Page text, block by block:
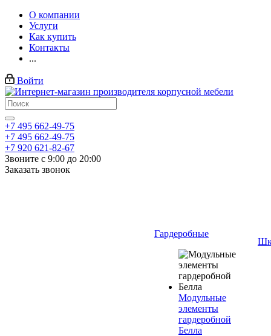
О компании
Услуги
Как купить
Контакты
...
Войти
+7 495 662-49-75
+7 495 662-49-75
+7 920 621-82-67
Звоните с 9:00 до 20:00
Заказать звонок
Гардеробные
Модульные
элементы
гардеробной
Белла